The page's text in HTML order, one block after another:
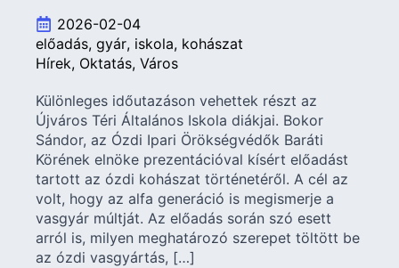
2026-02-04
előadás gyár iskola kohászat
Hírek Oktatás Város
Különleges időutazáson vehettek részt az
Újváros Téri Általános Iskola diákjai. Bokor
Sándor, az Ózdi Ipari Örökségvédők Baráti
Körének elnöke prezentációval kísért előadást
tartott az ózdi kohászat történetéről. A cél az
volt, hogy az alfa generáció is megismerje a
vasgyár múltját. Az előadás során szó esett
arról is, milyen meghatározó szerepet töltött be
az ózdi vasgyártás, […]